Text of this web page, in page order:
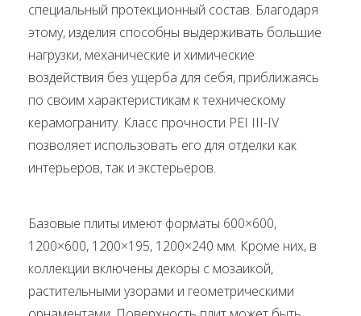
специальный протекционный состав. Благодаря
этому, изделия способны выдерживать большие
нагрузки, механические и химические
воздействия без ущерба для себя, приближаясь
по своим характеристикам к техническому
керамограниту. Класс прочности PEI III-IV
позволяет использовать его для отделки как
интерьеров, так и экстерьеров.
Базовые плиты имеют форматы 600×600,
1200×600, 1200×195, 1200×240 мм. Кроме них, в
коллекции включены декоры с мозаикой,
растительными узорами и геометрическими